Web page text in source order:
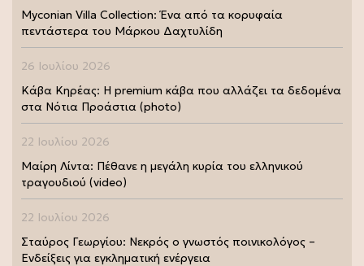
Myconian Villa Collection: Ένα από τα κορυφαία
πεντάστερα του Μάρκου Δαχτυλίδη
26 Ιουλίου 2026
Κάβα Κηρέας: Η premium κάβα που αλλάζει τα δεδομένα
στα Νότια Προάστια (photo)
22 Ιουλίου 2026
Μαίρη Λίντα: Πέθανε η μεγάλη κυρία του ελληνικού
τραγουδιού (video)
22 Ιουλίου 2026
Σταύρος Γεωργίου: Νεκρός ο γνωστός ποινικολόγος –
Ενδείξεις για εγκληματική ενέργεια